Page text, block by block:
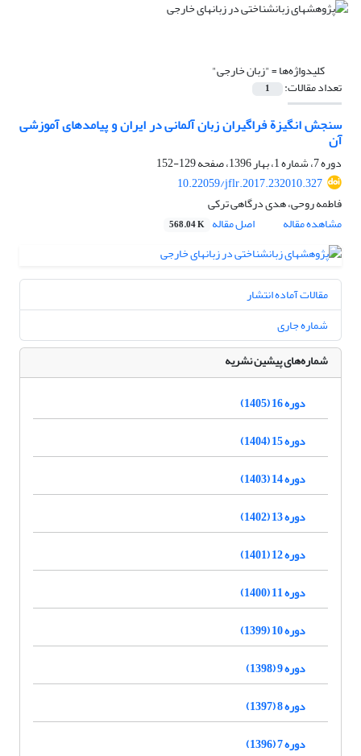
کلیدواژه‌ها ="زبان خارجی"
تعداد مقالات: 1
سنجش انگیزة فراگیران زبان‌ آلمانی در ایران و پیامدهای آموزشی
آن
دوره 7، شماره 1، بهار 1396، صفحه
129-152
10.22059/jflr.2017.232010.327
فاطمه روحی، هدی درگاهی ترکی
مشاهده مقاله
اصل مقاله 568.04 K
مقالات آماده انتشار
شماره جاری
شماره‌های پیشین نشریه
دوره 16 (1405)
دوره 15 (1404)
دوره 14 (1403)
دوره 13 (1402)
دوره 12 (1401)
دوره 11 (1400)
دوره 10 (1399)
دوره 9 (1398)
دوره 8 (1397)
دوره 7 (1396)